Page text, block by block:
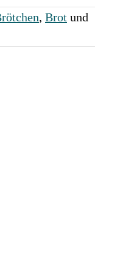
, Brot und